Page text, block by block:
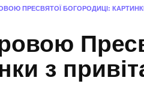
ПРЕСВЯТОЇ БОГОРОДИЦІ:
з